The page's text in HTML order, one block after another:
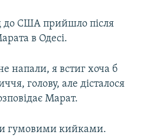
до США прийшло після
в Одесі.
напали, я встиг хоча б
голову, але дісталося
Марат.
гумовими кийками.